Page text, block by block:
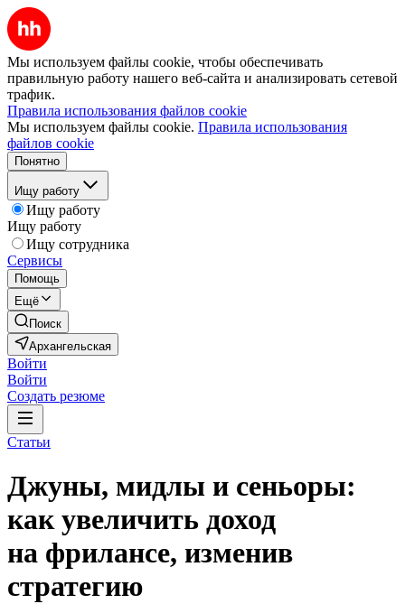
Мы используем файлы cookie, чтобы обеспечивать
правильную работу нашего веб-сайта и анализировать сетевой
трафик.
Правила использования файлов cookie
Мы используем файлы cookie. Правила использования
файлов cookie
Понятно
Ищу работу
Ищу работу
Ищу работу
Ищу сотрудника
Сервисы
Помощь
Ещё
Поиск
Архангельская
Войти
Войти
Создать резюме
Статьи
Джуны, мидлы и сеньоры:
как увеличить доход
на фрилансе, изменив
стратегию